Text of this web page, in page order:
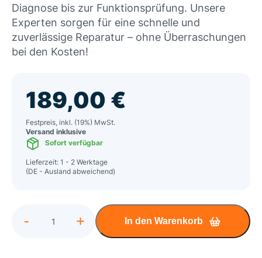
Diagnose bis zur Funktionsprüfung. Unsere
Experten sorgen für eine schnelle und
zuverlässige Reparatur – ohne Überraschungen
bei den Kosten!
189,00 €
Festpreis, inkl. (19%) MwSt.
Versand inklusive
Sofort verfügbar
Lieferzeit: 1 - 2 Werktage
(DE - Ausland abweichend)
HP
- + In den Warenkorb